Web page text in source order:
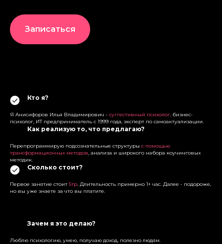
Записаться
Кто я?
Я Анисифоров Илья Владимирович - суггестивный психолог, бизнес-
психолог, ИТ предприниматель с 1999 года, эксперт по самоактуализации.
Как реализую то, что предлагаю?
Перепрограммирую подсознательные структуры с помощью
трансформационных методов , анализа и широкого набора коучинговых
методик.
Сколько стоит?
Первое занятие стоит 5тр . Длительность примерно 1+ час. Далее - подороже,
но вы уже знаете за что вы платите.
Зачем я это делаю?
Люблю психологию, умею, получаю доход, полезно людям.